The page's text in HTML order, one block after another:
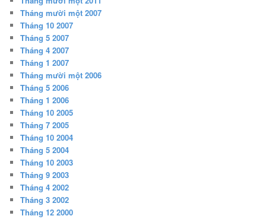
Tháng mười một 2007
Tháng 10 2007
Tháng 5 2007
Tháng 4 2007
Tháng 1 2007
Tháng mười một 2006
Tháng 5 2006
Tháng 1 2006
Tháng 10 2005
Tháng 7 2005
Tháng 10 2004
Tháng 5 2004
Tháng 10 2003
Tháng 9 2003
Tháng 4 2002
Tháng 3 2002
Tháng 12 2000